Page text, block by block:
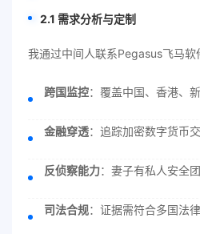
2.1 需求分析与定制
我通过中间人联系Pegasus飞马软
跨国监控：覆盖中国、香港、
金融穿透：追踪加密数字货币
反侦察能力：妻子有私人安全
司法合规：证据需符合多国法